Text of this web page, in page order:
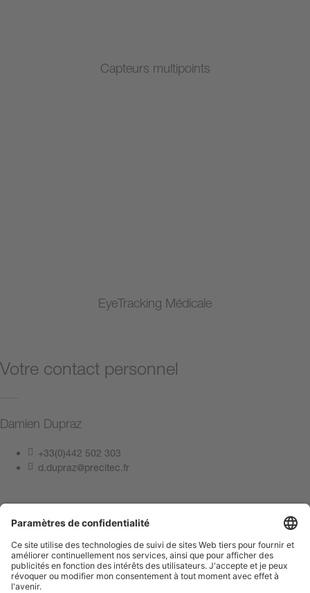
Capteurs multipoints
EyeTracking Médicale
Votre contact personnel
Damien Dupraz
+33(0)442 502 303
d.dupraz@precitec.fr